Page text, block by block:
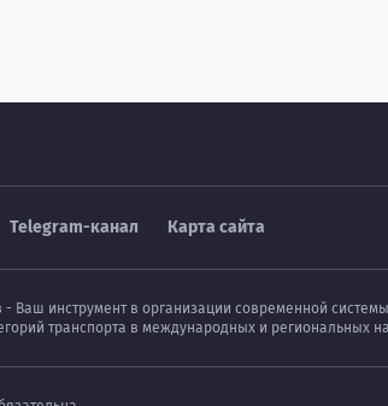
Telegram-канал Карта сайта
Ваш инструмент в организации современной
транспорта в международных и региональных